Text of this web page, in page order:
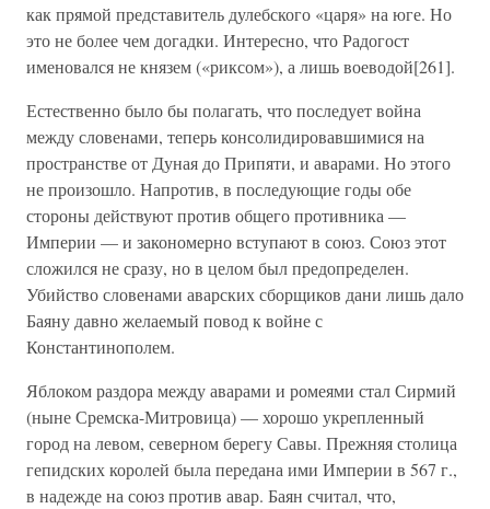
как прямой представитель дулебского «царя» на юге. Но
это не более чем догадки. Интересно, что Радогост
именовался не князем («риксом»), а лишь воеводой[261].
Естественно было бы полагать, что последует война
между словенами, теперь консолидировавшимися на
пространстве от Дуная до Припяти, и аварами. Но этого
не произошло. Напротив, в последующие годы обе
стороны действуют против общего противника —
Империи — и закономерно вступают в союз. Союз этот
сложился не сразу, но в целом был предопределен.
Убийство словенами аварских сборщиков дани лишь дало
Баяну давно желаемый повод к войне с
Константинополем.
Яблоком раздора между аварами и ромеями стал Сирмий
(ныне Сремска-Митровица) — хорошо укрепленный
город на левом, северном берегу Савы. Прежняя столица
гепидских королей была передана ими Империи в 567 г.,
в надежде на союз против авар. Баян считал, что,